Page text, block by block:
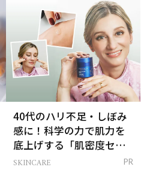
40代のハリ不足・しぼみ
感に！科学の力で肌力を
底上げする「肌密度セラ
ム」
SKINCARE PR